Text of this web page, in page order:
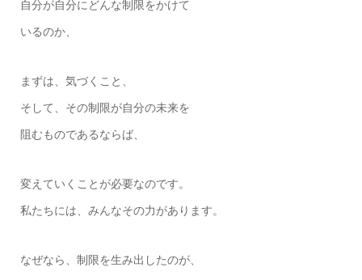
自分が自分にどんな制限をかけて
いるのか、
まずは、気づくこと、
そして、その制限が自分の未来を
阻むものであるならば、
変えていくことが必要なのです。
私たちには、みんなその力があります。
なぜなら、制限を生み出したのが、